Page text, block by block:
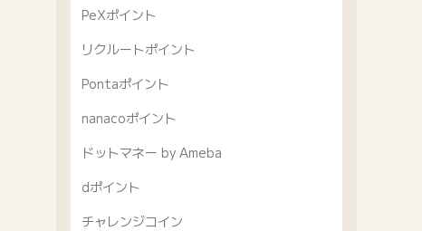
PeXポイント
リクルートポイント
Pontaポイント
nanacoポイント
ドットマネー by Ameba
dポイント
チャレンジコイン